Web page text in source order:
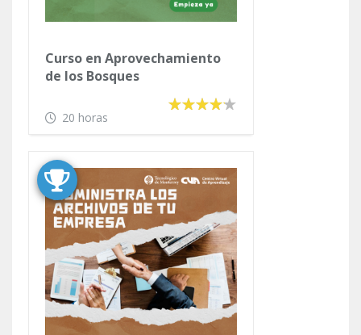
Curso en Aprovechamiento
de los Bosques
20 horas